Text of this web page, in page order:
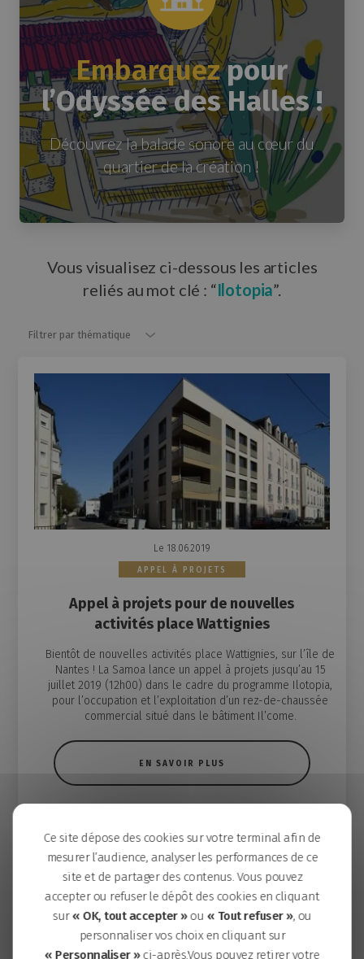
Embarquezpour
l’Odyssée des Halles !
Découvrez la balade sonore au cœur du
quartier de la création !
Vous visualisez ci-dessous les articles
reliés au mot clé : “Ilotopia”.
Filtrer par thématique
Filtrer par thématique
Le 18.06.2019
APPEL À PROJETS
Appel à projets pour de nouvelles
activités place Wattignies
Bientôt de nouvelles activités place Wattignies, sur l’île de
Nantes ! La Samoa lance un appel à projets jusqu’au 15
juillet 2019 (12h00) dans le cadre du programme Ilotopia,
pour l’occupation et l’exploitation d’un rez-de-chaussée
commercial situé dans le bâtiment Il’come.
EN SAVOIR PLUS
Ce site dépose des cookies sur votre terminal afin de
mesurer l’audience, analyser les performances de ce
site et de partager des contenus. Vous pouvez
accepter ou refuser le dépôt des cookies en cliquant
sur« OK, tout accepter »ou « Tout refuser », ou
personnaliser vos choix en cliquant sur
« Personnaliser »ci-après.Vous pouvez retirer votre